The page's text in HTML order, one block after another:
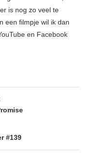
is nog zo veel te
een filmpje wil ik dan
en Facebook
#139